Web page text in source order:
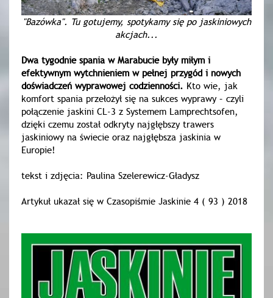
"Bazówka". Tu gotujemy, spotykamy się po jaskiniowych
akcjach...
Dwa tygodnie spania w Marabucie były miłym i
efektywnym wytchnieniem w pełnej przygód i nowych
doświadczeń wyprawowej codzienności. Kto wie, jak
komfort spania przełożył się na sukces wyprawy – czyli
połączenie jaskini CL-3 z Systemem Lamprechtsofen,
dzięki czemu został odkryty najgłębszy trawers
jaskiniowy na świecie oraz najgłębsza jaskinia w
Europie!
tekst i zdjęcia: Paulina Szelerewicz-Gładysz
Artykuł ukazał się w Czasopiśmie Jaskinie 4 ( 93 ) 2018